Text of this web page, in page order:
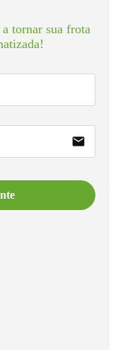
tornar sua frota
email